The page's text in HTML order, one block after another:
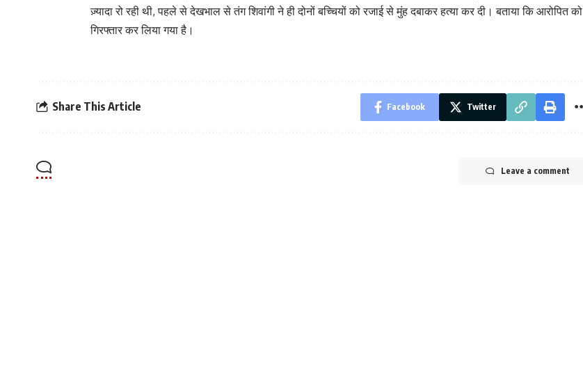
ज़्यादा रो रही थी, पहले से देखभाल से तंग शिवांगी ने ही दोनों बच्चियों को रजाई से मुंह दबाकर हत्या कर दी। बताया कि आरोपित को
गिरफ्तार कर लिया गया है।
Share This Article Facebook Twitter
Leave a comment